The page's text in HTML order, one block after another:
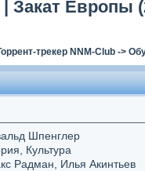
Закат Европы
трекер NNM-Club->
Шпенглер
Культура
Радман, Илья Акинтьев